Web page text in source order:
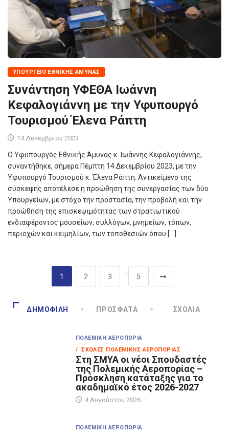
ΥΠΟΥΡΓΕΊΟ ΕΘΝΙΚΉΣ ΆΜΥΝΑΣ
Συνάντηση ΥΦΕΘΑ Ιωάννη
Κεφαλογιάννη με την Υφυπουργό
Τουρισμού Έλενα Ράπτη
14 Δεκεμβρίου 2023
Ο Υφυπουργός Εθνικής Άμυνας κ. Ιωάννης Κεφαλογιάννης,
συναντήθηκε, σήμερα Πέμπτη 14 Δεκεμβρίου 2023, με την
Υφυπουργό Τουρισμού κ. Έλενα Ράπτη. Αντικείμενο της
σύσκεψης αποτέλεσε η προώθηση της συνεργασίας των δύο
Υπουργείων, με στόχο την προστασία, την προβολή και την
προώθηση της επισκεψιμότητας των στρατιωτικού
ενδιαφέροντος μουσείων, συλλόγων, μνημείων, τόπων,
περιοχών και κειμηλίων, των τοποθεσιών όπου […]
1 2 3 5
ΔΗΜΟΦΙΛΉ ΠΡΌΣΦΑΤΑ ΣΧΌΛΙΑ
ΠΟΛΕΜΙΚΉ ΑΕΡΟΠΟΡΊΑ
/ ΣΧΟΛΈΣ ΠΟΛΕΜΙΚΉΣ ΑΕΡΟΠΟΡΊΑΣ
Στη ΣΜΥΑ οι νέοι Σπουδαστές
της Πολεμικής Αεροπορίας –
Πρόσκληση κατάταξης για το
ακαδημαϊκό έτος 2026-2027
4 Αυγούστου 2026
ΠΟΛΕΜΙΚΉ ΑΕΡΟΠΟΡΊΑ